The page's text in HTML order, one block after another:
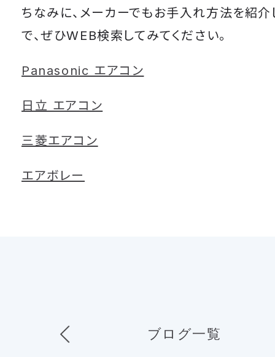
ちなみに、メーカーでもお手入れ方法を紹介
で、ぜひWEB検索してみてください。
Panasonic エアコン
日立 エアコン
三菱エアコン
エアボレー
ブログ一覧